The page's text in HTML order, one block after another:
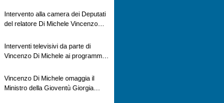
Intervento alla camera dei Deputati
del relatore Di Michele Vincenzo
agricola ed impatto ambientale e
problematiche sui veicoli storici e
Interventi televisivi da parte di
Vincenzo Di Michele ai programmi
rivisitazione della storia
Vincenzo Di Michele omaggia il
Ministro della Gioventù Giorgia